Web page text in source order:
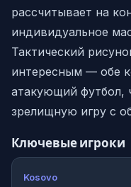
рассчитывает на
индивидуальное
Тактический
интересным — обе
атакующий футбол,
зрелищную игру с
Ключевые игроки
Kosovo